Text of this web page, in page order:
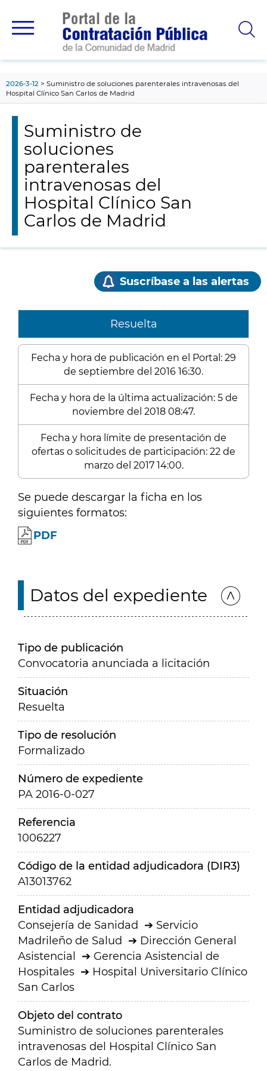
principal
2026-3-12
Suministro de soluciones parenterales intravenosas del
Hospital Clínico San Carlos de Madrid
Suministro de
soluciones
parenterales
intravenosas del
Hospital Clínico San
Carlos de Madrid
Suscríbase a las alertas
Resuelta
Fecha y hora de publicación en el Portal: 29
de septiembre del 2016 16:30.
Fecha y hora de la última actualización: 5 de
noviembre del 2018 08:47.
Fecha y hora límite de presentación de
ofertas o solicitudes de participación: 22 de
marzo del 2017 14:00.
Se puede descargar la ficha en los
siguientes formatos:
PDF
Datos del expediente
Tipo de publicación
Convocatoria anunciada a licitación
Situación
Resuelta
Tipo de resolución
Formalizado
Número de expediente
PA 2016-0-027
Referencia
1006227
Código de la entidad adjudicadora (DIR3)
A13013762
Entidad adjudicadora
Consejería de Sanidad
Servicio
Madrileño de Salud
Dirección General
Asistencial
Gerencia Asistencial de
Hospitales
Hospital Universitario Clínico
San Carlos
Objeto del contrato
Suministro de soluciones parenterales
intravenosas del Hospital Clínico San
Carlos de Madrid.